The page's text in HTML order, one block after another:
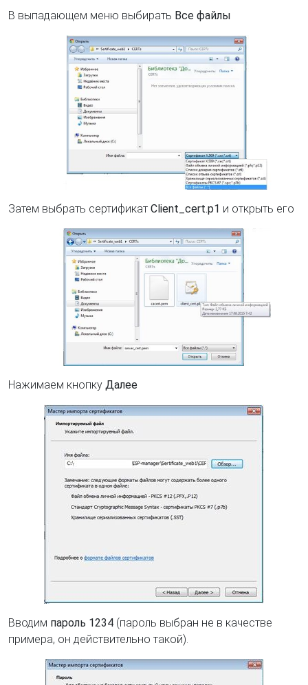
В выпадающем меню выбирать Все файлы
Затем выбрать сертификат Client_cert.p1 и открыть его
Нажимаем кнопку Далее
Вводим пароль 1234 (пароль выбран не в качестве
примера, он действительно такой).